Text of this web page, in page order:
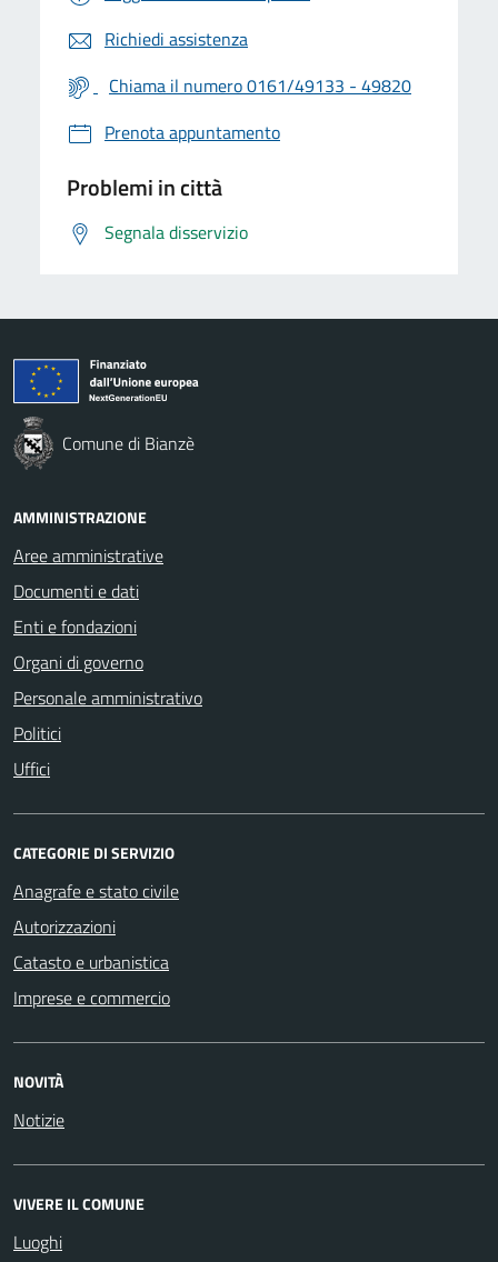
Richiedi assistenza
Chiama il numero 0161/49133 - 49820
Prenota appuntamento
Problemi in città
Segnala disservizio
Comune di Bianzè
AMMINISTRAZIONE
Aree amministrative
Documenti e dati
Enti e fondazioni
Organi di governo
Personale amministrativo
Politici
Uffici
CATEGORIE DI SERVIZIO
Anagrafe e stato civile
Autorizzazioni
Catasto e urbanistica
Imprese e commercio
NOVITÀ
Notizie
VIVERE IL COMUNE
Luoghi